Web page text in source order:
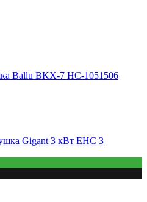
Ballu BKX-7 НС-1051506